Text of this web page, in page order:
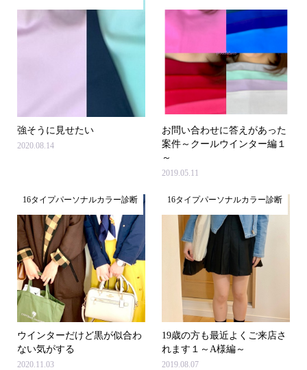
強そうに見せたい
2020.08.14
お問い合わせに答えがあった
案件～クールウインター編１
～
2019.05.11
16タイプパーソナルカラー診断
ウインターだけど黒が似合わ
ない気がする
2020.11.03
16タイプパーソナルカラー診断
19歳の方も最近よくご来店さ
れます１～A様編～
2019.08.07